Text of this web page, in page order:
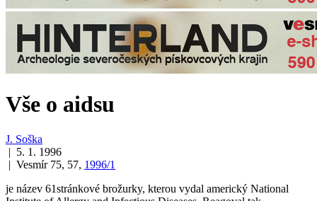
Vše o aidsu
J. Soška
| 5. 1. 1996
| Vesmír 75, 57, 1996/1
je název 61stránkové brožurky, kterou vydal americký National